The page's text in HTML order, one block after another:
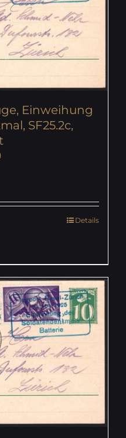
Einweihung
SF25.2c,
Details